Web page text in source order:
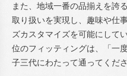
また、地域一番の品揃えを誇
取り扱いを実現し、趣味や仕
ズカスタマイズを可能にして
位のフィッティングは、「一
子三代にわたって通ってくだ